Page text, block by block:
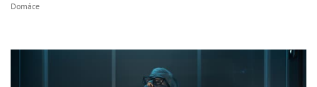
Domáce